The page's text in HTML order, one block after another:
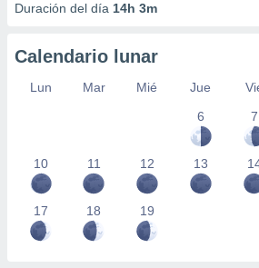
Duración del día 14h 3m
Calendario lunar
Lun Mar Mié Jue
6
7
10 11 12 13
17 18 19